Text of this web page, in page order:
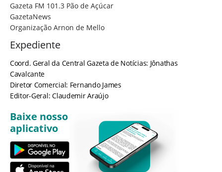
Gazeta FM 101.3 Pão de Açúcar
GazetaNews
Organização Arnon de Mello
Expediente
Coord. Geral da Central Gazeta de Notícias: Jônathas
Cavalcante
Diretor Comercial: Fernando James
Editor-Geral: Claudemir Araújo
Baixe nosso
aplicativo